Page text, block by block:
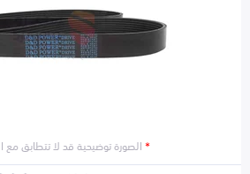
*الصورة توضيحية قد لا تتطابق مع